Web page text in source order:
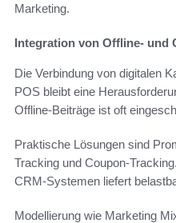
Marketing.
Integration von Offline- und
Die Verbindung von digitalen
POS bleibt eine
Offline-Beiträge ist oft
Praktische Lösungen sind
Tracking und Coupon-
CRM-Systemen liefert
Modellierung wie Marketing